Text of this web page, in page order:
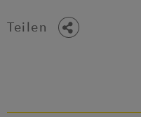
Teilen